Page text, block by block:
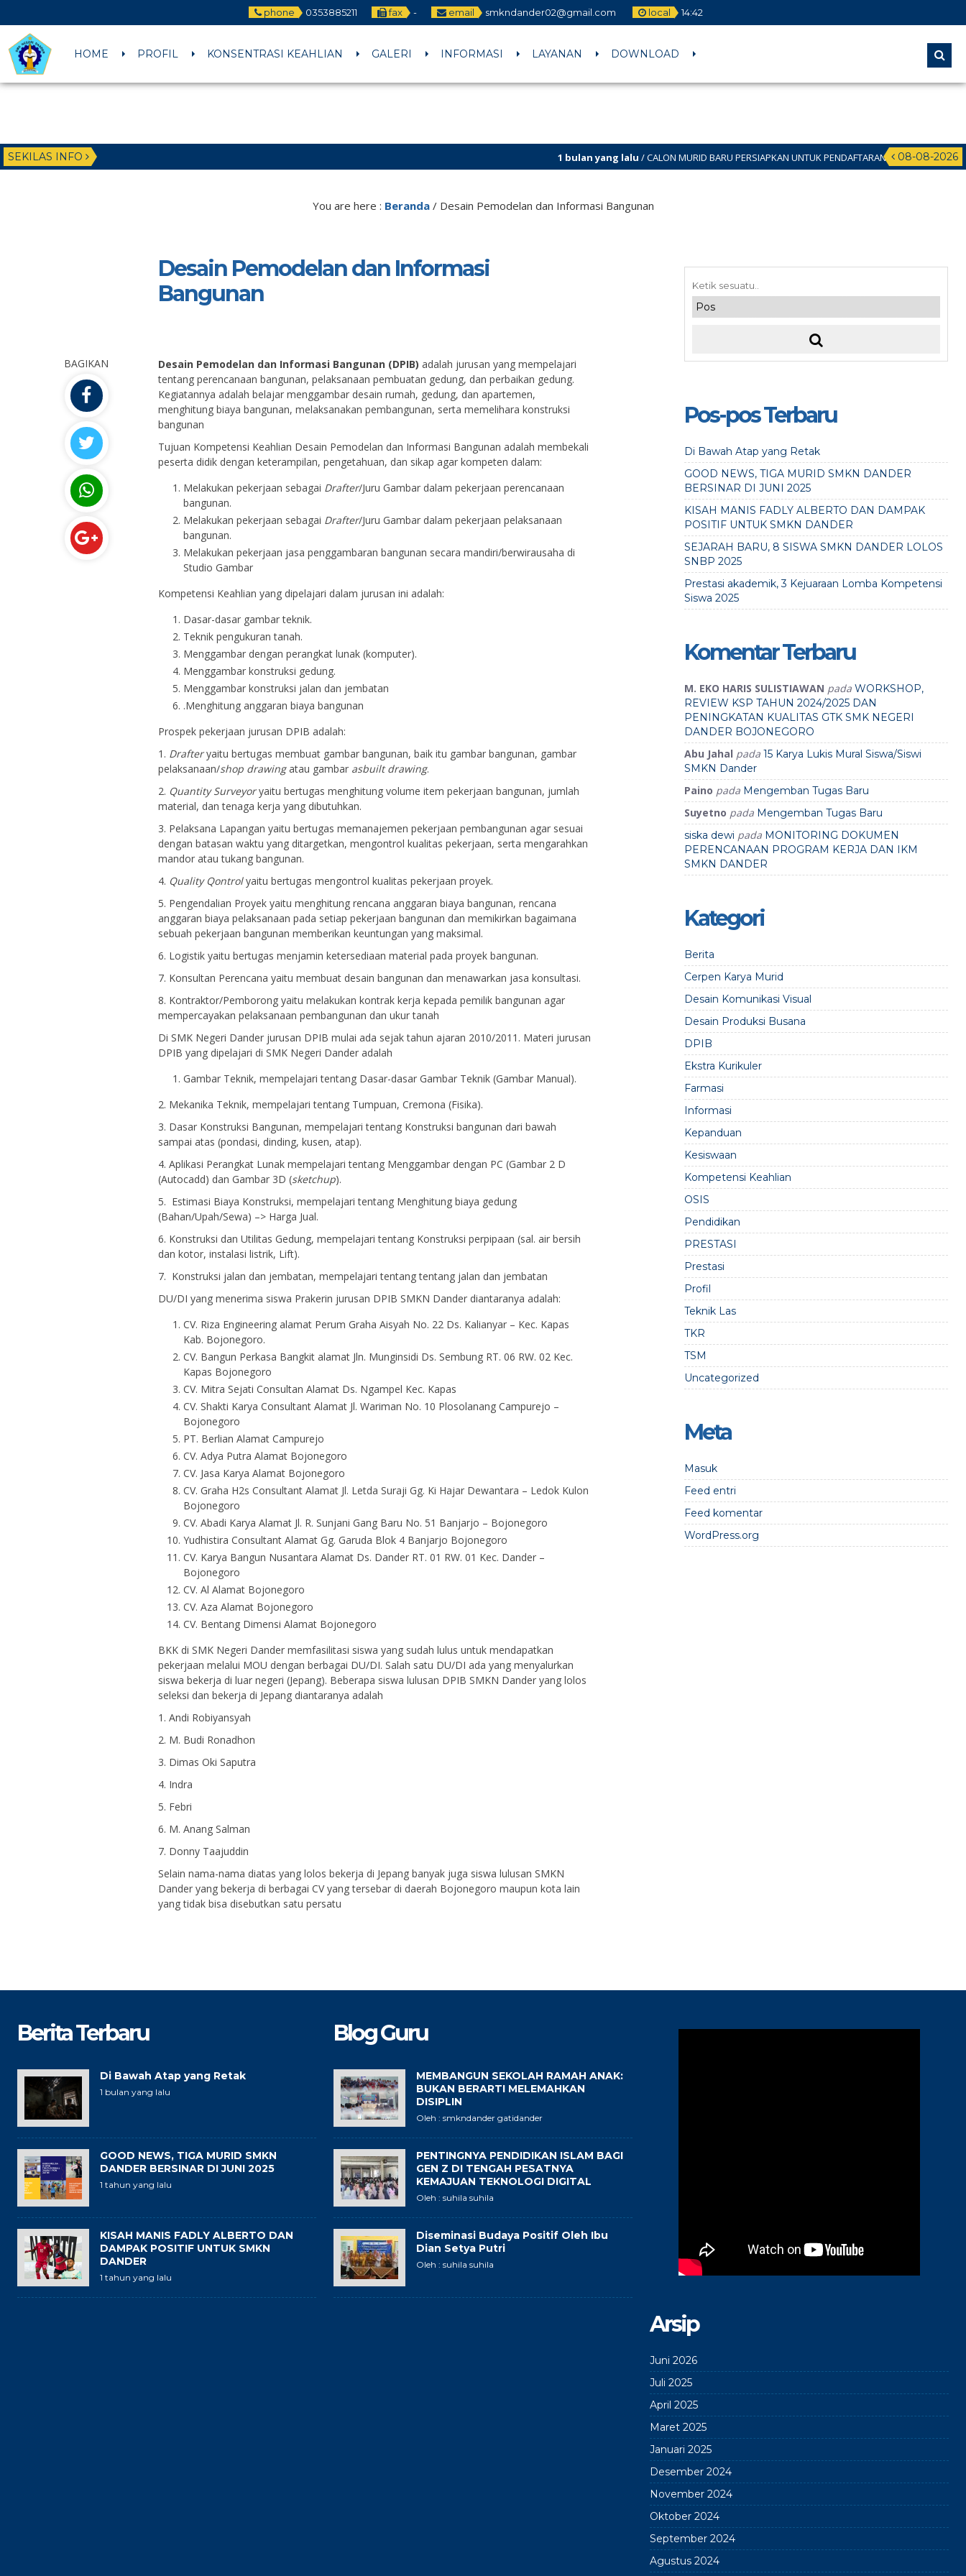
phone 0353885211 fax - email smkndander02@gmail.com local 14:42
HOME PROFIL KONSENTRASI KEAHLIAN GALERI INFORMASI LAYANAN DOWNLOAD
SEKILAS INFO 08-08-2026
1 bulan yang lalu/ CALON MURID BARU PERSIAPKAN UNTUK PENDAFTARAN SPMB JALUR DOMISILI 11 JUNI
You are here : Beranda/ Desain Pemodelan dan Informasi Bangunan
Desain Pemodelan dan Informasi
Bangunan
BAGIKAN Desain Pemodelan dan Informasi Bangunan (DPIB) adalah jurusan yang mempelajari
tentang perencanaan bangunan, pelaksanaan pembuatan gedung, dan perbaikan gedung.
Kegiatannya adalah belajar menggambar desain rumah, gedung, dan apartemen,
menghitung biaya bangunan, melaksanakan pembangunan, serta memelihara konstruksi
bangunan
Tujuan Kompetensi Keahlian Desain Pemodelan dan Informasi Bangunan adalah membekali
peserta didik dengan keterampilan, pengetahuan, dan sikap agar kompeten dalam:
Melakukan pekerjaan sebagai Drafter/Juru Gambar dalam pekerjaan perencanaan
bangunan.
Melakukan pekerjaan sebagai Drafter/Juru Gambar dalam pekerjaan pelaksanaan
bangunan.
Melakukan pekerjaan jasa penggambaran bangunan secara mandiri/berwirausaha di
Studio Gambar
Kompetensi Keahlian yang dipelajari dalam jurusan ini adalah:
Dasar-dasar gambar teknik.
Teknik pengukuran tanah.
Menggambar dengan perangkat lunak (komputer).
Menggambar konstruksi gedung.
Menggambar konstruksi jalan dan jembatan
.Menghitung anggaran biaya bangunan
Prospek pekerjaan jurusan DPIB adalah:
1. Drafteryaitu bertugas membuat gambar bangunan, baik itu gambar bangunan, gambar
pelaksanaan/shop drawingatau gambar asbuilt drawing.
2. Quantity Surveyoryaitu bertugas menghitung volume item pekerjaan bangunan, jumlah
material, dan tenaga kerja yang dibutuhkan.
3. Pelaksana Lapangan yaitu bertugas memanajemen pekerjaan pembangunan agar sesuai
dengan batasan waktu yang ditargetkan, mengontrol kualitas pekerjaan, serta mengarahkan
mandor atau tukang bangunan.
4. Quality Qontrolyaitu bertugas mengontrol kualitas pekerjaan proyek.
5. Pengendalian Proyek yaitu menghitung rencana anggaran biaya bangunan, rencana
anggaran biaya pelaksanaan pada setiap pekerjaan bangunan dan memikirkan bagaimana
sebuah pekerjaan bangunan memberikan keuntungan yang maksimal.
6. Logistik yaitu bertugas menjamin ketersediaan material pada proyek bangunan.
7. Konsultan Perencana yaitu membuat desain bangunan dan menawarkan jasa konsultasi.
8. Kontraktor/Pemborong yaitu melakukan kontrak kerja kepada pemilik bangunan agar
mempercayakan pelaksanaan pembangunan dan ukur tanah
Di SMK Negeri Dander jurusan DPIB mulai ada sejak tahun ajaran 2010/2011. Materi jurusan
DPIB yang dipelajari di SMK Negeri Dander adalah
Gambar Teknik, mempelajari tentang Dasar-dasar Gambar Teknik (Gambar Manual).
2. Mekanika Teknik, mempelajari tentang Tumpuan, Cremona (Fisika).
3. Dasar Konstruksi Bangunan, mempelajari tentang Konstruksi bangunan dari bawah
sampai atas (pondasi, dinding, kusen, atap).
4. Aplikasi Perangkat Lunak mempelajari tentang Menggambar dengan PC (Gambar 2 D
(Autocadd) dan Gambar 3D (sketchup).
5. Estimasi Biaya Konstruksi, mempelajari tentang Menghitung biaya gedung
(Bahan/Upah/Sewa) –> Harga Jual.
6. Konstruksi dan Utilitas Gedung, mempelajari tentang Konstruksi perpipaan (sal. air bersih
dan kotor, instalasi listrik, Lift).
7. Konstruksi jalan dan jembatan, mempelajari tentang tentang jalan dan jembatan
DU/DI yang menerima siswa Prakerin jurusan DPIB SMKN Dander diantaranya adalah:
CV. Riza Engineering alamat Perum Graha Aisyah No. 22 Ds. Kalianyar – Kec. Kapas
Kab. Bojonegoro.
CV. Bangun Perkasa Bangkit alamat Jln. Munginsidi Ds. Sembung RT. 06 RW. 02 Kec.
Kapas Bojonegoro
CV. Mitra Sejati Consultan Alamat Ds. Ngampel Kec. Kapas
CV. Shakti Karya Consultant Alamat Jl. Wariman No. 10 Plosolanang Campurejo –
Bojonegoro
PT. Berlian Alamat Campurejo
CV. Adya Putra Alamat Bojonegoro
CV. Jasa Karya Alamat Bojonegoro
CV. Graha H2s Consultant Alamat Jl. Letda Suraji Gg. Ki Hajar Dewantara – Ledok Kulon
Bojonegoro
CV. Abadi Karya Alamat Jl. R. Sunjani Gang Baru No. 51 Banjarjo – Bojonegoro
Yudhistira Consultant Alamat Gg. Garuda Blok 4 Banjarjo Bojonegoro
CV. Karya Bangun Nusantara Alamat Ds. Dander RT. 01 RW. 01 Kec. Dander –
Bojonegoro
CV. Al Alamat Bojonegoro
CV. Aza Alamat Bojonegoro
CV. Bentang Dimensi Alamat Bojonegoro
BKK di SMK Negeri Dander memfasilitasi siswa yang sudah lulus untuk mendapatkan
pekerjaan melalui MOU dengan berbagai DU/DI. Salah satu DU/DI ada yang menyalurkan
siswa bekerja di luar negeri (Jepang). Beberapa siswa lulusan DPIB SMKN Dander yang lolos
seleksi dan bekerja di Jepang diantaranya adalah
1. Andi Robiyansyah
2. M. Budi Ronadhon
3. Dimas Oki Saputra
4. Indra
5. Febri
6. M. Anang Salman
7. Donny Taajuddin
Selain nama-nama diatas yang lolos bekerja di Jepang banyak juga siswa lulusan SMKN
Dander yang bekerja di berbagai CV yang tersebar di daerah Bojonegoro maupun kota lain
yang tidak bisa disebutkan satu persatu
Pos-pos Terbaru
Di Bawah Atap yang Retak
GOOD NEWS, TIGA MURID SMKN DANDER
BERSINAR DI JUNI 2025
KISAH MANIS FADLY ALBERTO DAN DAMPAK
POSITIF UNTUK SMKN DANDER
SEJARAH BARU, 8 SISWA SMKN DANDER LOLOS
SNBP 2025
Prestasi akademik, 3 Kejuaraan Lomba Kompetensi
Siswa 2025
Komentar Terbaru
M. EKO HARIS SULISTIAWAN pada WORKSHOP,
REVIEW KSP TAHUN 2024/2025 DAN
PENINGKATAN KUALITAS GTK SMK NEGERI
DANDER BOJONEGORO
Abu Jahal pada 15 Karya Lukis Mural Siswa/Siswi
SMKN Dander
Paino pada Mengemban Tugas Baru
Suyetno pada Mengemban Tugas Baru
siska dewi pada MONITORING DOKUMEN
PERENCANAAN PROGRAM KERJA DAN IKM
SMKN DANDER
Kategori
Berita
Cerpen Karya Murid
Desain Komunikasi Visual
Desain Produksi Busana
DPIB
Ekstra Kurikuler
Farmasi
Informasi
Kepanduan
Kesiswaan
Kompetensi Keahlian
OSIS
Pendidikan
PRESTASI
Prestasi
Profil
Teknik Las
TKR
TSM
Uncategorized
Meta
Masuk
Feed entri
Feed komentar
WordPress.org
Berita Terbaru
Di Bawah Atap yang Retak
1 bulan yang lalu
GOOD NEWS, TIGA MURID SMKN
DANDER BERSINAR DI JUNI 2025
1 tahun yang lalu
KISAH MANIS FADLY ALBERTO DAN
DAMPAK POSITIF UNTUK SMKN
DANDER
1 tahun yang lalu
Blog Guru
MEMBANGUN SEKOLAH RAMAH ANAK:
BUKAN BERARTI MELEMAHKAN
DISIPLIN
Oleh : smkndander gatidander
PENTINGNYA PENDIDIKAN ISLAM BAGI
GEN Z DI TENGAH PESATNYA
KEMAJUAN TEKNOLOGI DIGITAL
Oleh : suhila suhila
Diseminasi Budaya Positif Oleh Ibu
Dian Setya Putri
Oleh : suhila suhila
Arsip
Juni 2026
Juli 2025
April 2025
Maret 2025
Januari 2025
Desember 2024
November 2024
Oktober 2024
September 2024
Agustus 2024